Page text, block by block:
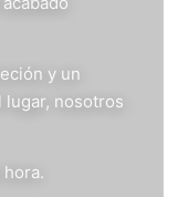
y un
lugar, nosotros